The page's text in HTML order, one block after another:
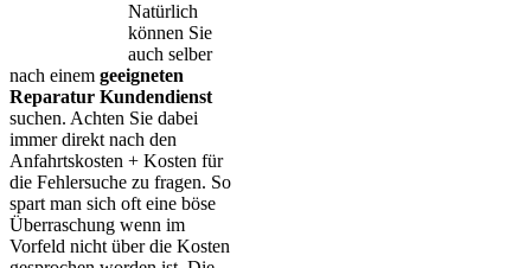
Natürlich
können Sie
auch selber
nach einem geeigneten
Reparatur Kundendienst
suchen. Achten Sie dabei
immer direkt nach den
Anfahrtskosten + Kosten für
die Fehlersuche zu fragen. So
spart man sich oft eine böse
Überraschung wenn im
Vorfeld nicht über die Kosten